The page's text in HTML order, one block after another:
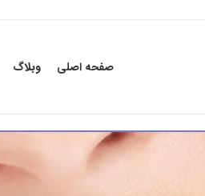
صفحه اصلی وبلاگ